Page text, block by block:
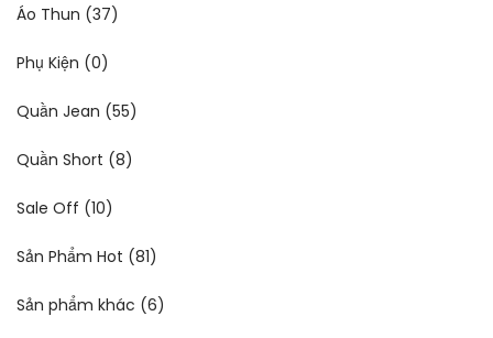
Áo Thun (37)
Phụ Kiện (0)
Quần Jean (55)
Quần Short (8)
Sale Off (10)
Sản Phẩm Hot (81)
Sản phẩm khác (6)